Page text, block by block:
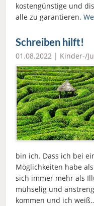
kostengünstige und
alle zu garantieren.
Schreiben hilft!
01.08.2022 | Kinder-/
bin ich. Dass ich bei
Möglichkeiten habe
sich immer mehr als
mühselig und
kommen und ich